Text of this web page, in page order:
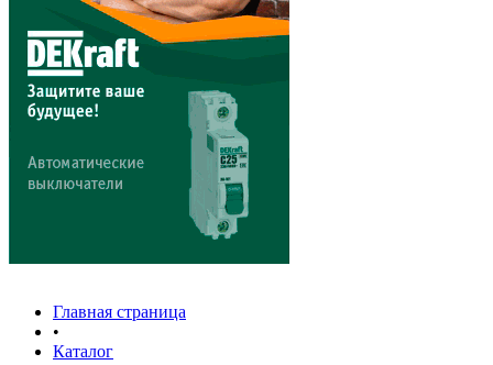
Главная страница
•
Каталог